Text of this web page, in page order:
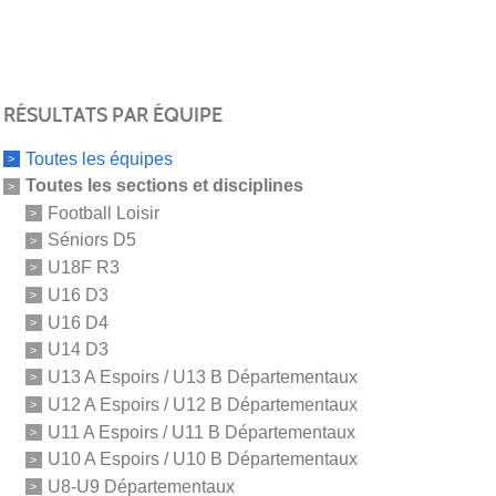
RÉSULTATS PAR ÉQUIPE
Toutes les équipes
Toutes les sections et disciplines
Football Loisir
Séniors D5
U18F R3
U16 D3
U16 D4
U14 D3
U13 A Espoirs / U13 B Départementaux
U12 A Espoirs / U12 B Départementaux
U11 A Espoirs / U11 B Départementaux
U10 A Espoirs / U10 B Départementaux
U8-U9 Départementaux